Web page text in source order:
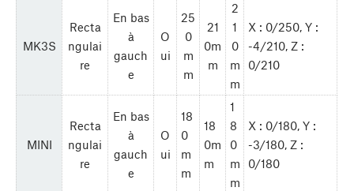
MK3S
Recta
ngulai
re
En bas
à
gauch
e
O
ui
25
0
m
m
21
0m
m
2
1
0
m
m
X : 0/250, Y :
-4/210, Z :
0/210
MINI
Recta
ngulai
re
En bas
à
gauch
e
O
ui
18
0
m
m
18
0m
m
1
8
0
m
m
X : 0/180, Y :
-3/180, Z :
0/180